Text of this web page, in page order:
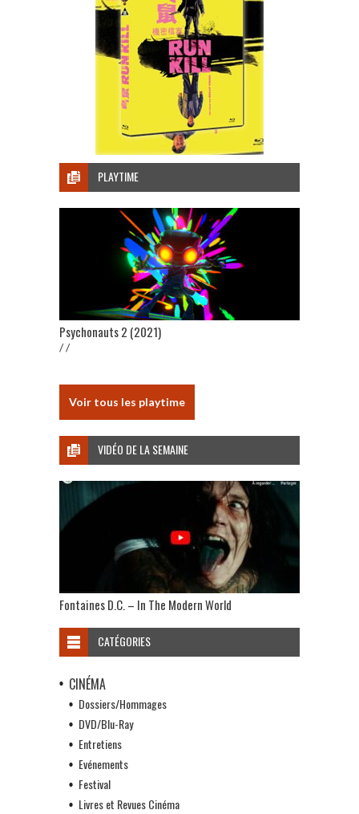
PLAYTIME
Psychonauts 2 (2021)
/ /
Voir tous les playtime
VIDÉO DE LA SEMAINE
Fontaines D.C. – In The Modern World
CATÉGORIES
CINÉMA
Dossiers/Hommages
DVD/Blu-Ray
Entretiens
Evénements
Festival
Livres et Revues Cinéma